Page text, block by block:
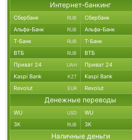
Интернет-банкинг
Сбербанк RUB Сбербанк
Альфа-Банк RUB Альфа-Банк
Т-Банк RUB Т-Банк
ВТБ RUB ВТБ
Приват 24 UAH Приват 24
Kaspi Bank KZT Kaspi Bank
Revolut EUR Revolut
Денежные переводы
WU USD WU
ЗК RUB ЗК
Наличные деньги